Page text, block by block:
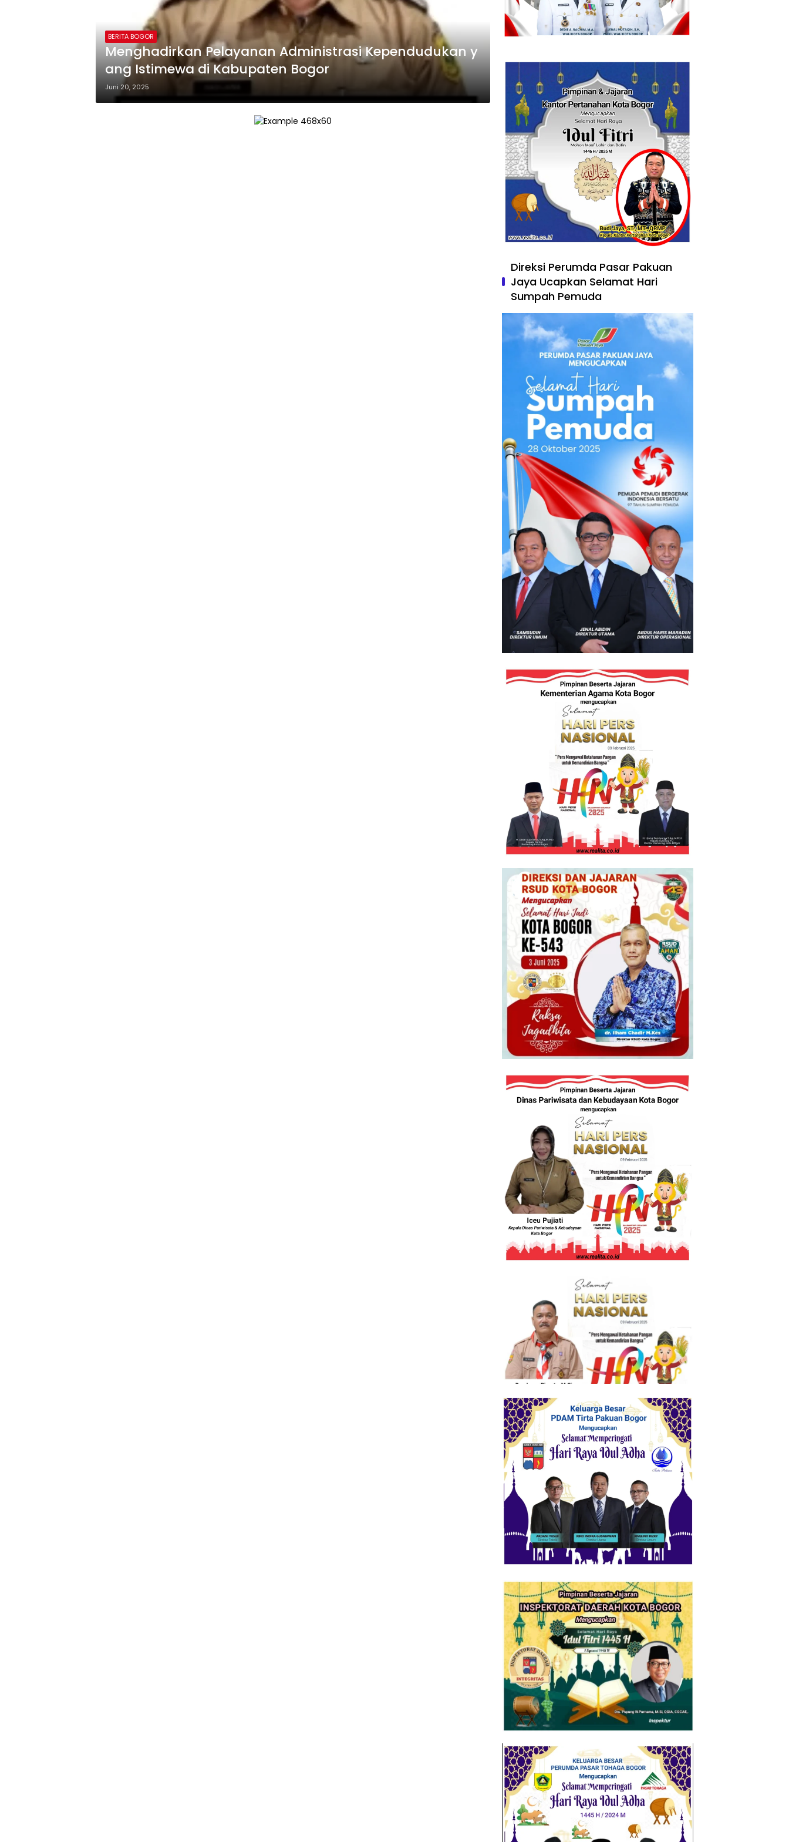
BERITA BOGOR
Menghadirkan Pelayanan Administrasi Kependudukan y
ang Istimewa di Kabupaten Bogor
Juni 20, 2025
Direksi Perumda Pasar Pakuan
Jaya Ucapkan Selamat Hari
Sumpah Pemuda